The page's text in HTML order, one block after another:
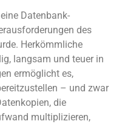
Datenbank-
des
Herkömmliche
langsam und teuer in
ermöglicht es,
– und zwar
die
multiplizieren,